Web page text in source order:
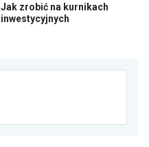
Jak zrobić na kurnikach
inwestycyjnych